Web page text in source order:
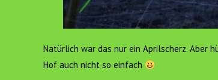
Natürlich war das nur ein Aprilscherz. Aber
Hof auch nicht so einfach